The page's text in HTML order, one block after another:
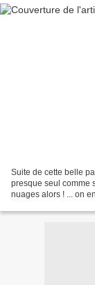
Suite de cette belle
presque seul comme
nuages alors ! ... on